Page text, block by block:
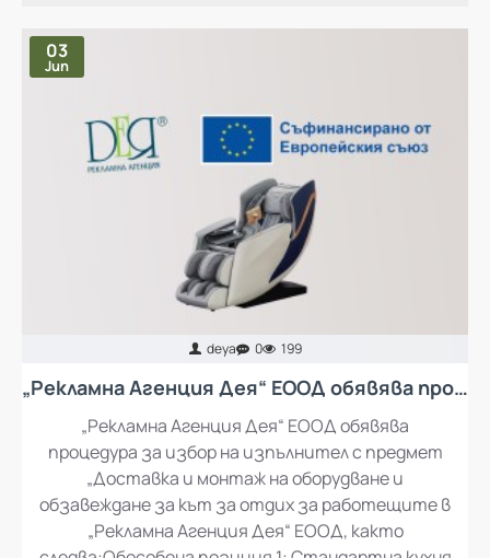
03
Jun
deya 0 199
„Рекламна Агенция Дея“ ЕООД обявява процедура за избор на изпълнител с предмет „Доставка и монтаж на оборудване и обзавеждане за кът за отдих за работещите в „Рекламна Агенция Дея“ ЕООД
„Рекламна Агенция Дея“ ЕООД обявява
процедура за избор на изпълнител с предмет
„Доставка и монтаж на оборудване и
обзавеждане за кът за отдих за работещите в
„Рекламна Агенция Дея“ ЕООД, както